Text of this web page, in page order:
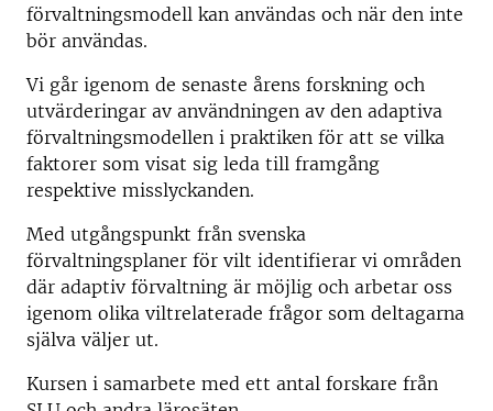
förvaltningsmodell kan användas och när den inte
bör användas.
Vi går igenom de senaste årens forskning och
utvärderingar av användningen av den adaptiva
förvaltningsmodellen i praktiken för att se vilka
faktorer som visat sig leda till framgång
respektive misslyckanden.
Med utgångspunkt från svenska
förvaltningsplaner för vilt identifierar vi områden
där adaptiv förvaltning är möjlig och arbetar oss
igenom olika viltrelaterade frågor som deltagarna
själva väljer ut.
Kursen i samarbete med ett antal forskare från